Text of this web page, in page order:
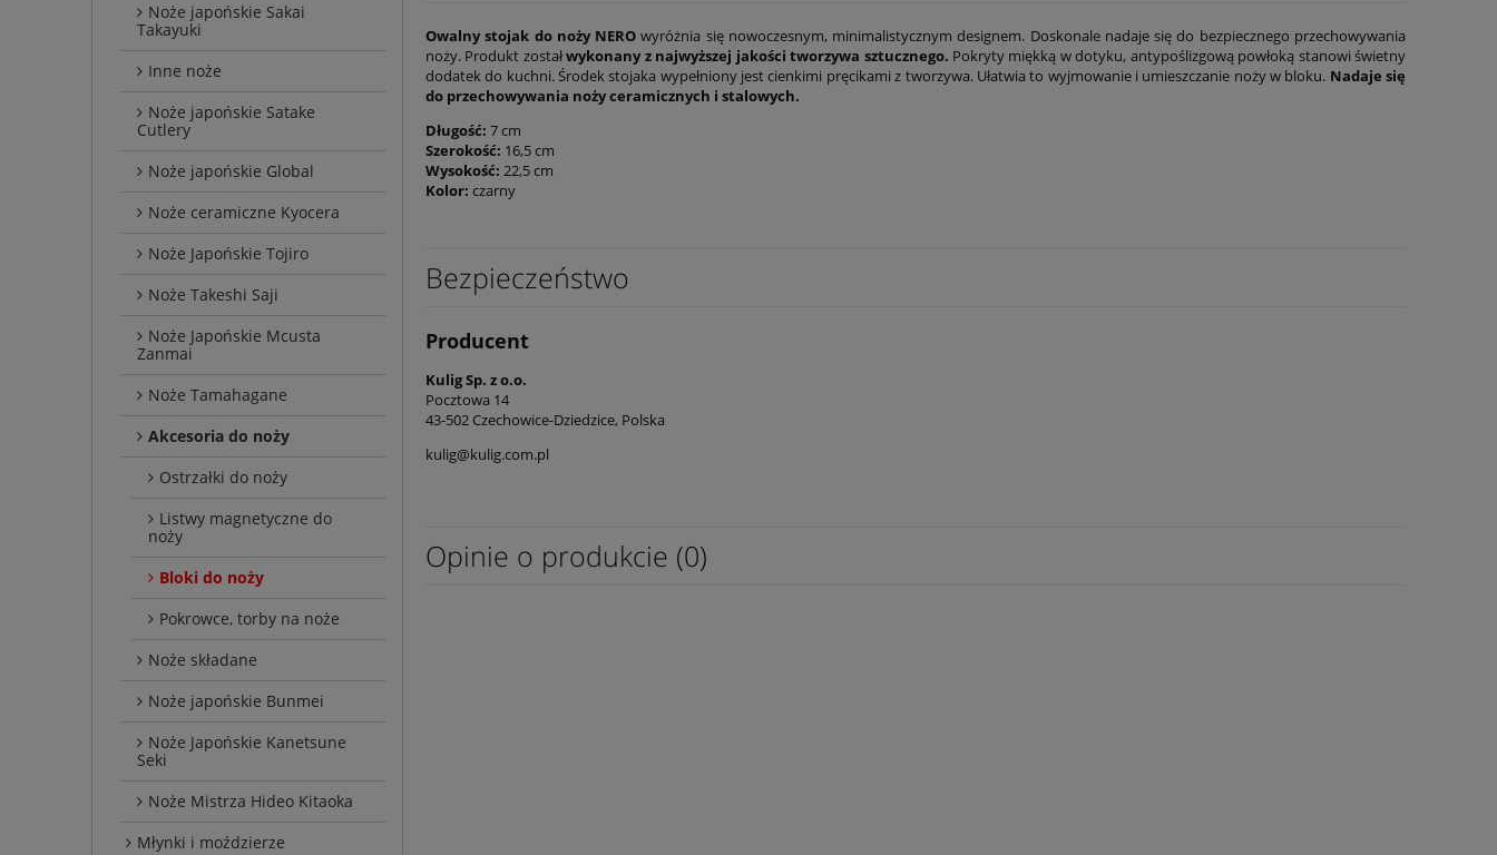
Noże japońskie Sakai
Takayuki
Inne noże
Noże japońskie Satake
Cutlery
Noże japońskie Global
Noże ceramiczne Kyocera
Noże Japońskie Tojiro
Noże Takeshi Saji
Noże Japońskie Mcusta
Zanmai
Noże Tamahagane
Akcesoria do noży
Ostrzałki do noży
Listwy magnetyczne do
noży
Bloki do noży
Pokrowce, torby na noże
Noże składane
Noże japońskie Bunmei
Noże Japońskie Kanetsune
Seki
Noże Mistrza Hideo Kitaoka
Młynki i moździerze
Owalny stojak do noży NERO wyróżnia się nowoczesnym, minimalistycznym designem. Doskonale nadaje się do bezpiecznego przechowywania
noży. Produkt zostałwykonany z najwyższej jakości tworzywa sztucznego. Pokryty miękką w dotyku, antypoślizgową powłoką stanowi świetny
dodatek do kuchni. Środek stojaka wypełniony jest cienkimi pręcikami z tworzywa. Ułatwia to wyjmowanie i umieszczanie noży w bloku. Nadaje się
do przechowywania noży ceramicznych i stalowych.
Długość: 7 cm
Szerokość: 16,5 cm
Wysokość: 22,5 cm
Kolor: czarny
Bezpieczeństwo
Producent
Kulig Sp. z o.o.
Pocztowa 14
43-502 Czechowice-Dziedzice, Polska
kulig@kulig.com.pl
Opinie o produkcie (0)